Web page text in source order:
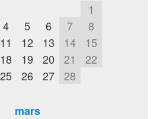
1
4 5 6 7
8
11 12 13 14
15
18 19 20 21
22
25 26 27 28
mars